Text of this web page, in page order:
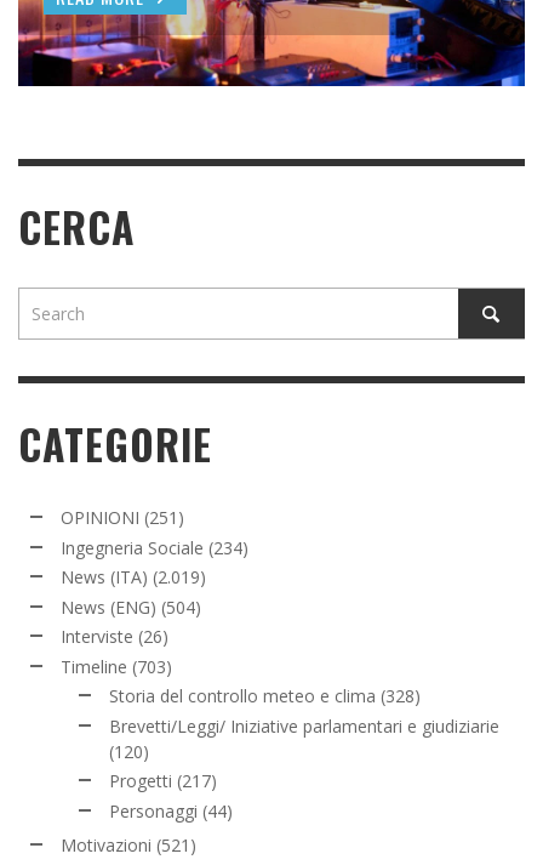
READ MORE
READ MORE
READ MORE
CERCA
CATEGORIE
OPINIONI (251)
Ingegneria Sociale (234)
News (ITA) (2.019)
News (ENG) (504)
Interviste (26)
Timeline (703)
Storia del controllo meteo e clima (328)
Brevetti/Leggi/ Iniziative parlamentari e giudiziarie
(120)
Progetti (217)
Personaggi (44)
Motivazioni (521)